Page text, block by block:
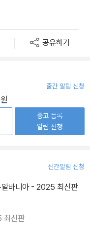
공유하기
출간 알림 신청
중고 등록
알림 신청
신간알림 신청
알바니아 - 2025 최신판
최신판